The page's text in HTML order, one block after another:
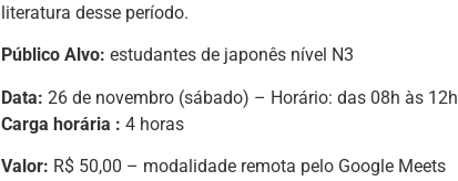
literatura desse período.
Público Alvo: estudantes de japonês nível N3
Data: 26 de novembro (sábado) – Horário: das 08h às 12h
Carga horária : 4 horas
Valor: R$ 50,00 – modalidade remota pelo Google Meets